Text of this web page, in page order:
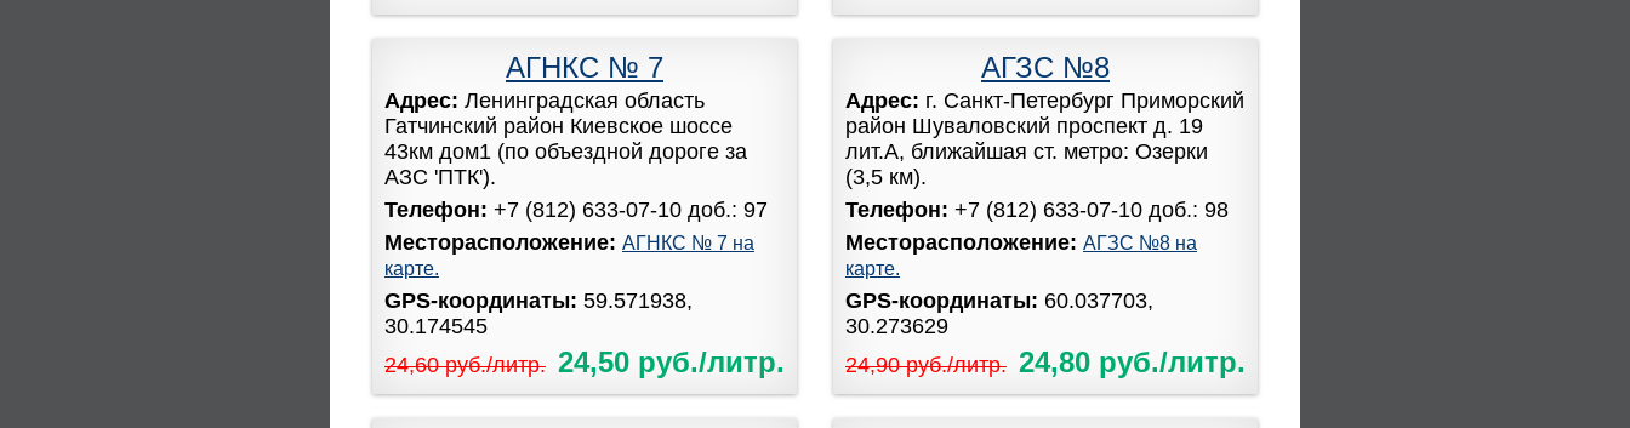
АГНКС № 7
Адрес: Ленинградская область
Гатчинский район Киевское шоссе
43км дом1 (по объездной дороге за
АЗС 'ПТК').
Телефон: +7 (812) 633-07-10 доб.: 97
Месторасположение: АГНКС № 7 на
карте.
GPS-координаты: 59.571938,
30.174545
24,60 руб./литр. 24,50 руб./литр.
АГЗС №8
Адрес: г. Санкт-Петербург Приморский
район Шуваловский проспект д. 19
лит.А, ближайшая ст. метро: Озерки
(3,5 км).
Телефон: +7 (812) 633-07-10 доб.: 98
Месторасположение: АГЗС №8 на
карте.
GPS-координаты: 60.037703,
30.273629
24,90 руб./литр. 24,80 руб./литр.